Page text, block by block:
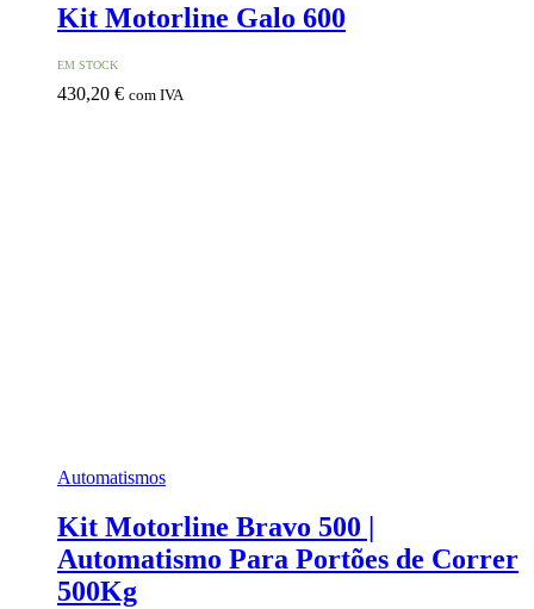
Kit Motorline Galo 600
EM STOCK
430,20 € com IVA
Automatismos
Kit Motorline Bravo 500 |
Automatismo Para Portões de Correr
500Kg